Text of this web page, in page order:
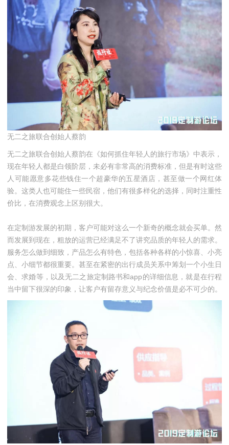
无二之旅联合创始人蔡韵
无二之旅联合创始人蔡韵在《如何抓住年轻人的旅行市场》中表示，
现在年轻人都是白领阶层，未必有非常高的消费标准，但是有时这些
人可能愿意多花些钱住一个超豪华的五星酒店，甚至做一个网红体
验。这类人也可能住一些民宿，他们有很多样化的选择，同时注重性
价比，在消费观念上区别很大。
在定制游发展的初期，客户可能对这么一个新奇的概念就会买单。然
而发展到现在，粗放的运营已经满足不了讲究品质的年轻人的需求。
服务怎么做到细致，产品怎么有特色，包括各种各样的小惊喜、小亮
点、小细节都很重要。甚至在紧密的出行成员关系中筹划一个小生日
会、求婚等，以及无二之旅定制路书和app的详细信息，就是在行程
当中留下很深的印象，让客户有留存意义与纪念价值是必不可少的。